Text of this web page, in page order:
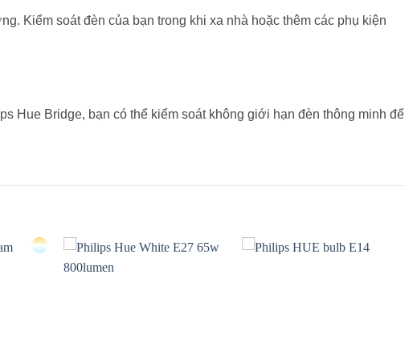
Kiểm soát đèn của bạn trong khi xa nhà hoặc thêm các phụ kiện
Hue Bridge, bạn có thể kiểm soát không giới hạn đèn thông minh để